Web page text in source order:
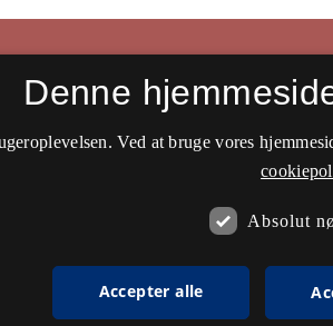
Denne
Ved at bruge vores
Absolut
Accepter alle